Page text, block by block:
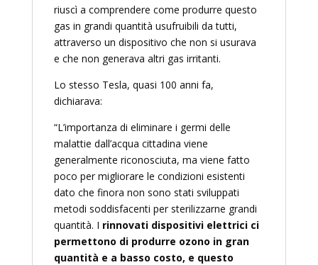
riuscì a comprendere come produrre questo
gas in grandi quantità usufruibili da tutti,
attraverso un dispositivo che non si usurava
e che non generava altri gas irritanti.
Lo stesso Tesla, quasi 100 anni fa,
dichiarava:
“L’importanza di eliminare i germi delle
malattie dall’acqua cittadina viene
generalmente riconosciuta, ma viene fatto
poco per migliorare le condizioni esistenti
dato che finora non sono stati sviluppati
metodi soddisfacenti per sterilizzarne grandi
quantità. I rinnovati dispositivi elettrici ci
permettono di produrre ozono in gran
quantità e a basso costo, e questo